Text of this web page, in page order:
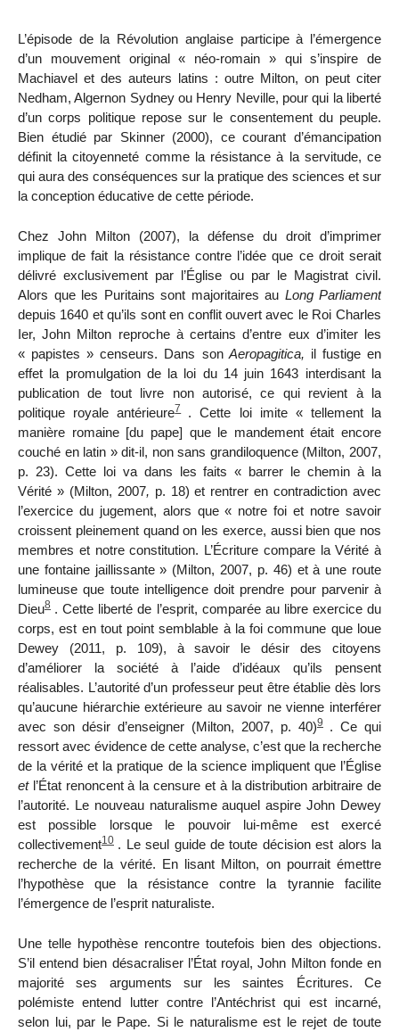
L’épisode de la Révolution anglaise participe à l’émergence
d’un mouvement original « néo-romain » qui s’inspire de
Machiavel et des auteurs latins : outre Milton, on peut citer
Nedham, Algernon Sydney ou Henry Neville, pour qui la liberté
d’un corps politique repose sur le consentement du peuple.
Bien étudié par Skinner (2000), ce courant d’émancipation
définit la citoyenneté comme la résistance à la servitude, ce
qui aura des conséquences sur la pratique des sciences et sur
la conception éducative de cette période.
Chez John Milton (2007), la défense du droit d’imprimer
implique de fait la résistance contre l’idée que ce droit serait
délivré exclusivement par l’Église ou par le Magistrat civil.
Alors que les Puritains sont majoritaires au Long Parliament
depuis 1640 et qu’ils sont en conflit ouvert avec le Roi Charles
Ier, John Milton reproche à certains d’entre eux d’imiter les
« papistes » censeurs. Dans sonAeropagitica, il fustige en
effet la promulgation de la loi du 14 juin 1643 interdisant la
publication de tout livre non autorisé, ce qui revient à la
politique royale antérieure7
. Cette loi imite « tellement la
manière romaine [du pape] que le mandement était encore
couché en latin » dit-il, non sans grandiloquence (Milton, 2007,
p. 23). Cette loi va dans les faits « barrer le chemin à la
Vérité » (Milton, 2007, p. 18) et rentrer en contradiction avec
l’exercice du jugement, alors que « notre foi et notre savoir
croissent pleinement quand on les exerce, aussi bien que nos
membres et notre constitution. L’Écriture compare la Vérité à
une fontaine jaillissante » (Milton, 2007, p. 46) et à une route
lumineuse que toute intelligence doit prendre pour parvenir à
Dieu8 . Cette liberté de l’esprit, comparée au libre exercice du
corps, est en tout point semblable à la foi commune que loue
Dewey (2011, p. 109), à savoir le désir des citoyens
d’améliorer la société à l’aide d’idéaux qu’ils pensent
réalisables. L’autorité d’un professeur peut être établie dès lors
qu’aucune hiérarchie extérieure au savoir ne vienne interférer
avec son désir d’enseigner (Milton, 2007, p. 40)9
. Ce qui
ressort avec évidence de cette analyse, c’est que la recherche
de la vérité et la pratique de la science impliquent que l’Église
et l’État renoncent à la censure et à la distribution arbitraire de
l’autorité. Le nouveau naturalisme auquel aspire John Dewey
est possible lorsque le pouvoir lui-même est exercé
collectivement10 . Le seul guide de toute décision est alors la
recherche de la vérité. En lisant Milton, on pourrait émettre
l’hypothèse que la résistance contre la tyrannie facilite
l’émergence de l’esprit naturaliste.
Une telle hypothèse rencontre toutefois bien des objections.
S’il entend bien désacraliser l’État royal, John Milton fonde en
majorité ses arguments sur les saintes Écritures. Ce
polémiste entend lutter contre l’Antéchrist qui est incarné,
selon lui, par le Pape. Si le naturalisme est le rejet de toute